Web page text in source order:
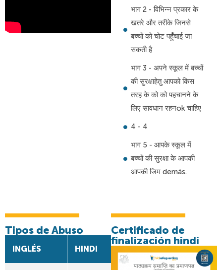
भाग 2 - विभिन्न प्रकार के
खतरे और तरीके जिनसे
बच्चों को चोट पहुँचाई जा
सकती है
भाग 3 - अपने स्कूल में बच्चों
की सुरक्षाहेतु आपको किस
तरह के को को पहचानने के
लिए सावधान रहनok चाहिए
4 - 4
भाग 5 - आपके स्कूल में
बच्चों की सुरक्षा के आपकी
आपकी जिम demás.
Tipos de Abuso
INGLÉS HINDI
Certificado de
finalización hindi